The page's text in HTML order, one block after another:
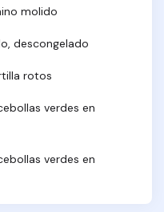
molido
descongelado
rotos
verdes en
verdes en